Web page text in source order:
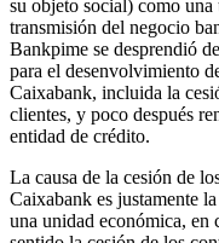
su objeto social) como
transmisión del negocio
Bankpime se desprendió
para el desenvolvimiento
Caixabank, incluida la
clientes, y poco después
entidad de crédito.
La causa de la cesión de
Caixabank es justamente
una unidad económica, en